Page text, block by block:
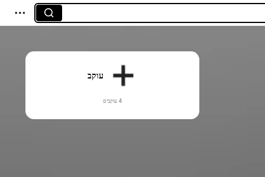
עוקב
4 עוקבים